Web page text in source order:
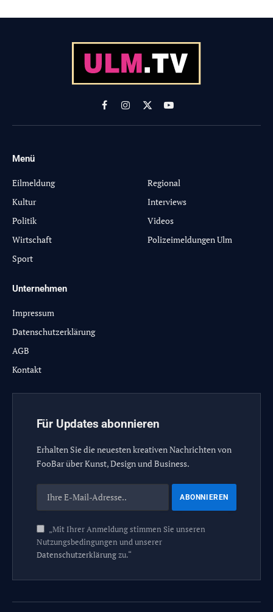
FacebookInstagram
X
(Twitter)
YouTube
Menü
Eilmeldung
Kultur
Politik
Wirtschaft
Sport
Regional
Interviews
Videos
Polizeimeldungen Ulm
Unternehmen
Impressum
Datenschutzerklärung
AGB
Kontakt
Für Updates abonnieren
Erhalten Sie die neuesten kreativen Nachrichten von
FooBar über Kunst, Design und Business.
„Mit Ihrer Anmeldung stimmen Sie unseren
Nutzungsbedingungen und unserer
Datenschutzerklärungzu.“